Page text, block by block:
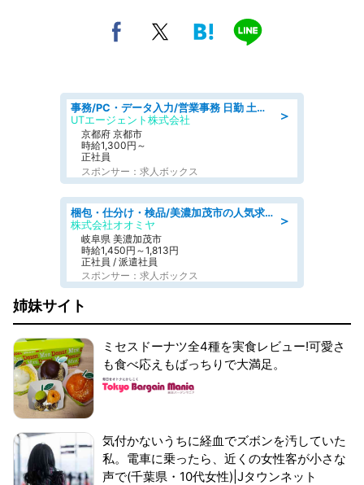
＞
事務/PC・データ入力/営業事務 日勤 土日祝休 未経験歓迎 おしゃれOK総合事務
UTエージェント株式会社
京都府 京都市
時給1,300円～
正社員
スポンサー：求人ボックス
＞
梱包・仕分け・検品/美濃加茂市の人気求人仕分け/高時給/長期休暇充実
株式会社オオミヤ
岐阜県 美濃加茂市
時給1,450円～1,813円
正社員 / 派遣社員
スポンサー：求人ボックス
姉妹サイト
ミセスドーナツ全4種を実食レビュー!可愛さ
も食べ応えもばっちりで大満足。
気付かないうちに経血でズボンを汚していた
私。電車に乗ったら、近くの女性客が小さな
声で(千葉県・10代女性)|Jタウンネット